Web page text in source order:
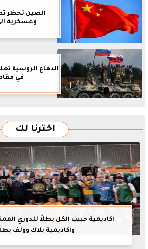
الصين تحظر
وعسكرية إلى 14 كيانا
الدفاع الروسية
في
اخترنا لك
أكاديمية حبيب الكل بطلاً للدوري
وأكاديمية بلاك وولف